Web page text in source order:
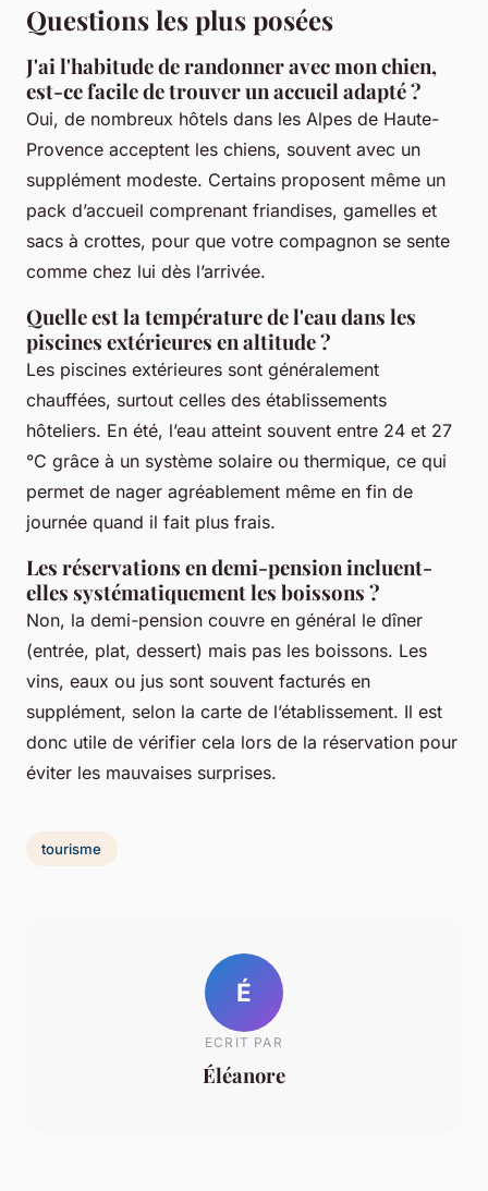
Questions les plus posées
J'ai l'habitude de randonner avec mon chien,
est-ce facile de trouver un accueil adapté ?
Oui, de nombreux hôtels dans les Alpes de Haute-
Provence acceptent les chiens, souvent avec un
supplément modeste. Certains proposent même un
pack d’accueil comprenant friandises, gamelles et
sacs à crottes, pour que votre compagnon se sente
comme chez lui dès l’arrivée.
Quelle est la température de l'eau dans les
piscines extérieures en altitude ?
Les piscines extérieures sont généralement
chauffées, surtout celles des établissements
hôteliers. En été, l’eau atteint souvent entre 24 et 27
°C grâce à un système solaire ou thermique, ce qui
permet de nager agréablement même en fin de
journée quand il fait plus frais.
Les réservations en demi-pension incluent-
elles systématiquement les boissons ?
Non, la demi-pension couvre en général le dîner
(entrée, plat, dessert) mais pas les boissons. Les
vins, eaux ou jus sont souvent facturés en
supplément, selon la carte de l’établissement. Il est
donc utile de vérifier cela lors de la réservation pour
éviter les mauvaises surprises.
tourisme
É
ECRIT PAR
Éléanore